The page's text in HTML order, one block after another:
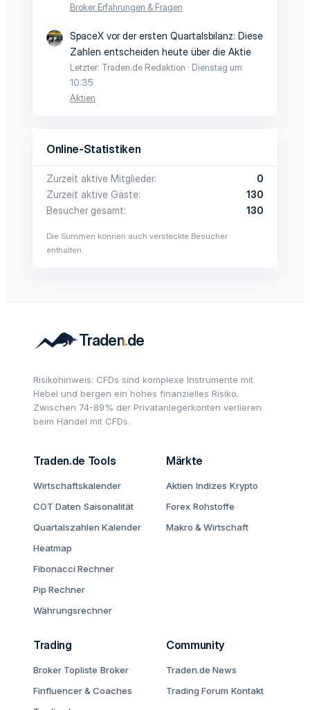
Broker Erfahrungen & Fragen
SpaceX vor der ersten Quartalsbilanz: Diese
Zahlen entscheiden heute über die Aktie
Letzter: Traden.de Redaktion
Dienstag um
10:35
Aktien
Online-Statistiken
Zurzeit aktive Mitglieder
0
Zurzeit aktive Gäste
130
Besucher gesamt
130
Die Summen können auch versteckte Besucher
enthalten.
Risikohinweis: CFDs sind komplexe Instrumente mit
Hebel und bergen ein hohes finanzielles Risiko.
Zwischen 74-89% der Privatanlegerkonten verlieren
beim Handel mit CFDs.
Traden.de Tools
Wirtschaftskalender
COT Daten Saisonalität
Quartalszahlen Kalender
Heatmap
Fibonacci Rechner
Pip Rechner
Währungsrechner
Märkte
Aktien Indizes Krypto
Forex Rohstoffe
Makro & Wirtschaft
Trading
Broker Topliste Broker
Finfluencer & Coaches
Community
Traden.de News
Trading Forum Kontakt